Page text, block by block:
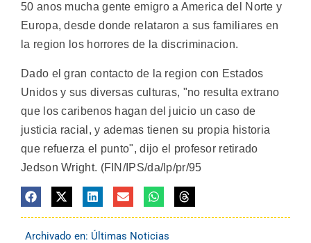
50 anos mucha gente emigro a America del Norte y
Europa, desde donde relataron a sus familiares en
la region los horrores de la discriminacion.
Dado el gran contacto de la region con Estados
Unidos y sus diversas culturas, "no resulta extrano
que los caribenos hagan del juicio un caso de
justicia racial, y ademas tienen su propia historia
que refuerza el punto", dijo el profesor retirado
Jedson Wright. (FIN/IPS/da/lp/pr/95
Archivado en: Últimas Noticias